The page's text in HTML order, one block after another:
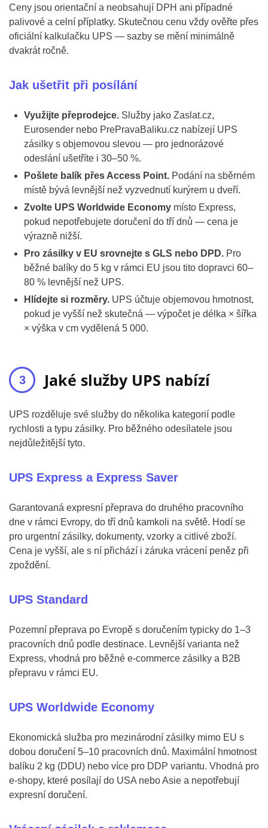
Ceny jsou orientační a neobsahují DPH ani případné
palivové a celní příplatky. Skutečnou cenu vždy ověřte přes
oficiální kalkulačku UPS — sazby se mění minimálně
dvakrát ročně.
Jak ušetřit při posílání
Využijte přeprodejce. Služby jako Zaslat.cz,
Eurosender nebo PrePravaBaliku.cz nabízejí UPS
zásilky s objemovou slevou — pro jednorázové
odeslání ušetříte i 30–50 %.
Pošlete balík přes Access Point. Podání na sběrném
místě bývá levnější než vyzvednutí kurýrem u dveří.
Zvolte UPS Worldwide Economy místo Express,
pokud nepotřebujete doručení do tří dnů — cena je
výrazně nižší.
Pro zásilky v EU srovnejte s GLS nebo DPD. Pro
běžné balíky do 5 kg v rámci EU jsou tito dopravci 60–
80 % levnější než UPS.
Hlídejte si rozměry. UPS účtuje objemovou hmotnost,
pokud je vyšší než skutečná — výpočet je délka × šířka
× výška v cm vydělená 5 000.
Jaké služby UPS nabízí
UPS rozděluje své služby do několika kategorií podle
rychlosti a typu zásilky. Pro běžného odesílatele jsou
nejdůležitější tyto.
UPS Express a Express Saver
Garantovaná expresní přeprava do druhého pracovního
dne v rámci Evropy, do tří dnů kamkoli na světě. Hodí se
pro urgentní zásilky, dokumenty, vzorky a citlivé zboží.
Cena je vyšší, ale s ní přichází i záruka vrácení peněz při
zpoždění.
UPS Standard
Pozemní přeprava po Evropě s doručením typicky do 1–3
pracovních dnů podle destinace. Levnější varianta než
Express, vhodná pro běžné e-commerce zásilky a B2B
přepravu v rámci EU.
UPS Worldwide Economy
Ekonomická služba pro mezinárodní zásilky mimo EU s
dobou doručení 5–10 pracovních dnů. Maximální hmotnost
balíku 2 kg (DDU) nebo více pro DDP variantu. Vhodná pro
e-shopy, které posílají do USA nebo Asie a nepotřebují
expresní doručení.